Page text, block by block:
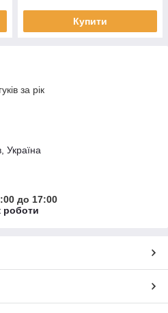
Купити
за рік
Україна
до 17:00
роботи